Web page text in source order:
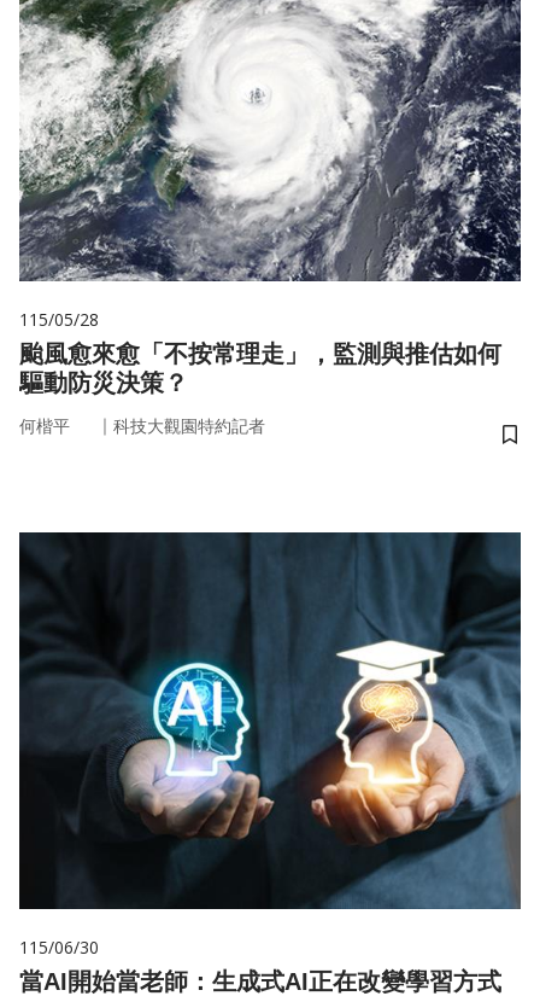
115/05/28
颱風愈來愈「不按常理走」，監測與推估如何
驅動防災決策？
何楷平 ｜ 科技大觀園特約記者
儲
115/06/30
當AI開始當老師：生成式AI正在改變學習方式